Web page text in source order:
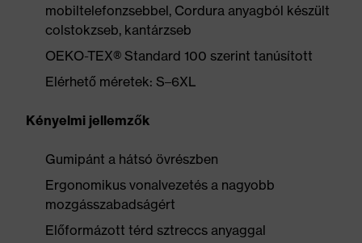
mobiltelefonzsebbel, Cordura anyagból készült
colstokzseb, kantárzseb
OEKO-TEX® Standard 100 szerint tanúsított
Elérhető méretek: S–6XL
Kényelmi jellemzők
Gumipánt a hátsó övrészben
Ergonomikus vonalvezetés a nagyobb
mozgásszabadságért
Előformázott térd sztreccs anyaggal